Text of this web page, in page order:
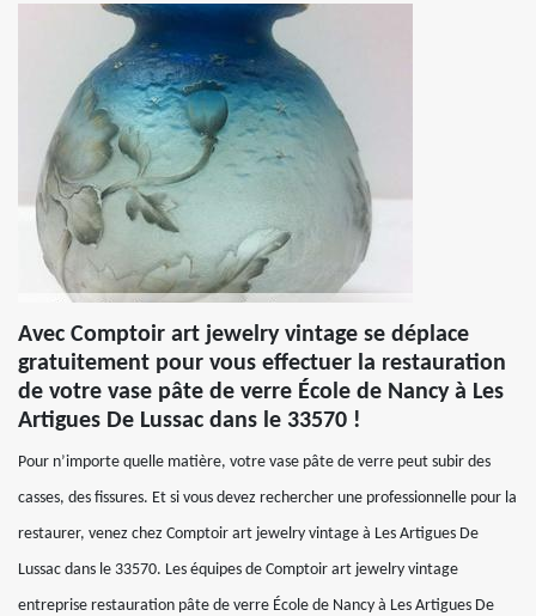
Avec Comptoir art jewelry vintage se déplace
gratuitement pour vous effectuer la restauration
de votre vase pâte de verre École de Nancy à Les
Artigues De Lussac dans le 33570 !
Pour n’importe quelle matière, votre vase pâte de verre peut subir des
casses, des fissures. Et si vous devez rechercher une professionnelle pour la
restaurer, venez chez Comptoir art jewelry vintage à Les Artigues De
Lussac dans le 33570. Les équipes de Comptoir art jewelry vintage
entreprise restauration pâte de verre École de Nancy à Les Artigues De